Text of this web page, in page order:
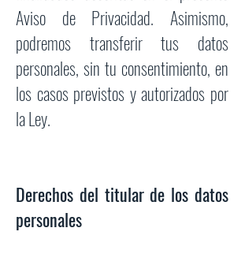
Aviso de Privacidad. Asimismo,
podremos transferir tus datos
personales, sin tu consentimiento, en
los casos previstos y autorizados por
la Ley.
Derechos del titular de los datos
personales